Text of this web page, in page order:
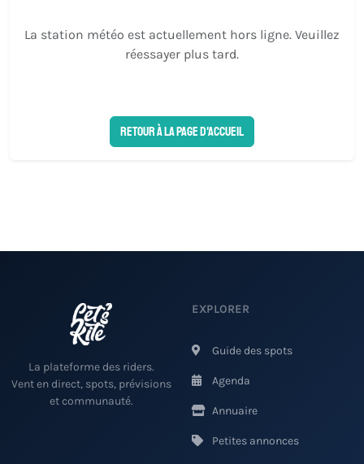
La station météo est actuellement hors ligne. Veuillez
réessayer plus tard.
Retour à la page d'accueil
La plateforme des riders.
Vent en direct, spots, prévisions
et communauté.
EXPLORER
Guide des spots
Agenda
Annuaire
Petites annonces